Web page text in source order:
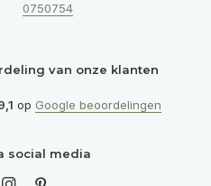
0750754
van onze klanten
op Google beoordelingen
social media